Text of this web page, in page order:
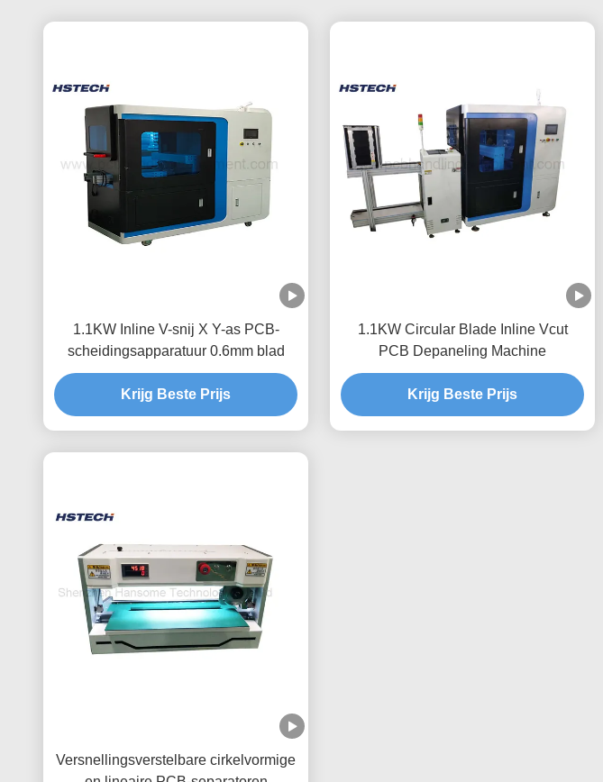
1.1KW Inline V-snij X Y-as PCB-
scheidingsapparatuur 0.6mm blad
Krijg Beste Prijs
1.1KW Circular Blade Inline Vcut
PCB Depaneling Machine
Krijg Beste Prijs
Versnellingsverstelbare cirkelvormige